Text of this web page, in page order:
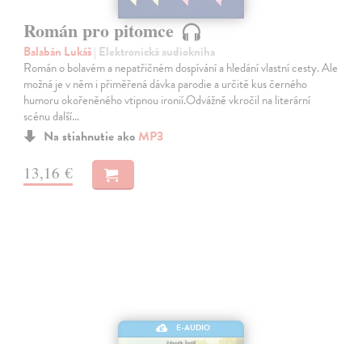
Román pro pitomce
Balabán Lukáš| Elektronická audiokniha
Román o bolavém a nepatřičném dospívání a hledání vlastní cesty. Ale
možná je v něm i přiměřená dávka parodie a určitě kus černého
humoru okořeněného vtipnou ironií.Odvážně vkročil na literární
scénu další…
Na stiahnutie ako MP3
13,16 €
E-AUDIO